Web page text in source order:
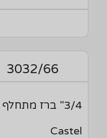
3032/66
3/4" ברז מתחלף לשסתומי ביטחון
Castel